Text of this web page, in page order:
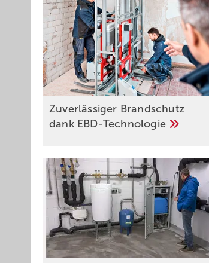
Zuverlässiger Brandschutz
dank EBD-Technologie